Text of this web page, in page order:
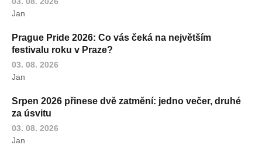
Jan
Prague Pride 2026: Co vás čeká na největším
festivalu roku v Praze?
03. 08. 2026
Jan
Srpen 2026 přinese dvě zatmění: jedno večer, druhé
za úsvitu
03. 08. 2026
Jan